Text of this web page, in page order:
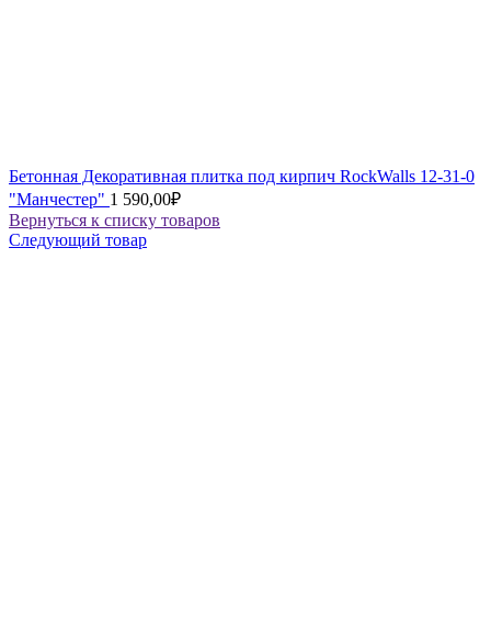
Бетонная Декоративная плитка под кирпич RockWalls 12-31-0
"Манчестер" 1 590,00₽
Вернуться к списку товаров
Следующий товар